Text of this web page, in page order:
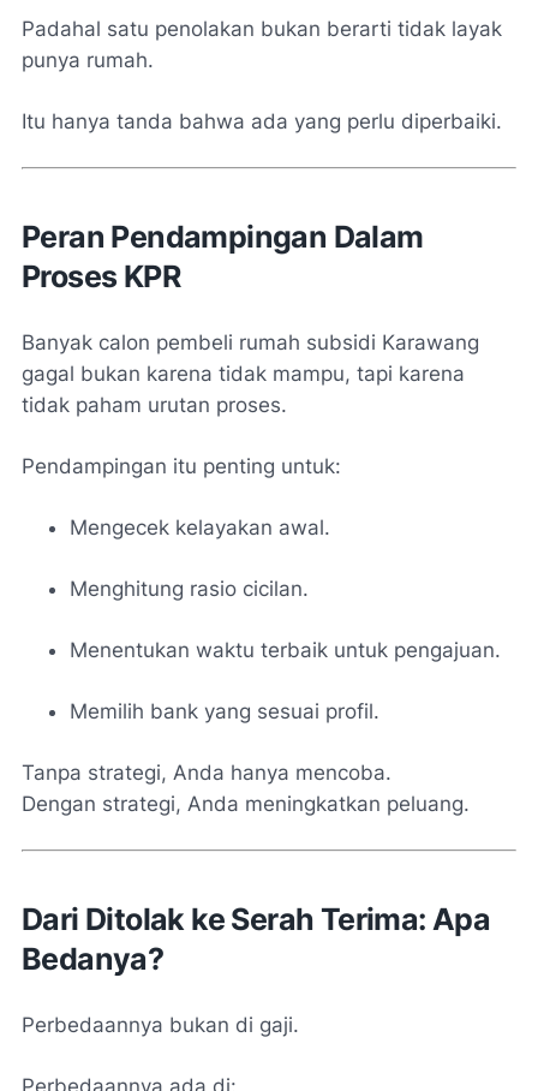
Padahal satu penolakan bukan berarti tidak layak
punya rumah.
Itu hanya tanda bahwa ada yang perlu diperbaiki.
Peran Pendampingan Dalam
Proses KPR
Banyak calon pembeli rumah subsidi Karawang
gagal bukan karena tidak mampu, tapi karena
tidak paham urutan proses.
Pendampingan itu penting untuk:
Mengecek kelayakan awal.
Menghitung rasio cicilan.
Menentukan waktu terbaik untuk pengajuan.
Memilih bank yang sesuai profil.
Tanpa strategi, Anda hanya mencoba.
Dengan strategi, Anda meningkatkan peluang.
Dari Ditolak ke Serah Terima: Apa
Bedanya?
Perbedaannya bukan di gaji.
Perbedaannya ada di: